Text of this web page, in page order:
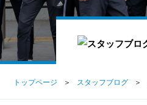
トップページ スタッフブログ